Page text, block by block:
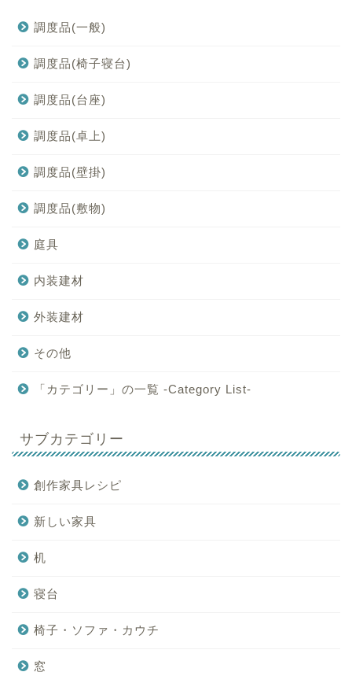
調度品(一般)
調度品(椅子寝台)
調度品(台座)
調度品(卓上)
調度品(壁掛)
調度品(敷物)
庭具
内装建材
外装建材
その他
「カテゴリー」の一覧 -Category List-
サブカテゴリー
創作家具レシピ
新しい家具
机
寝台
椅子・ソファ・カウチ
窓